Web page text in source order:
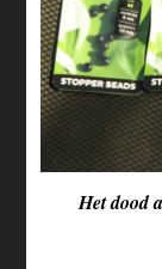
Het dood